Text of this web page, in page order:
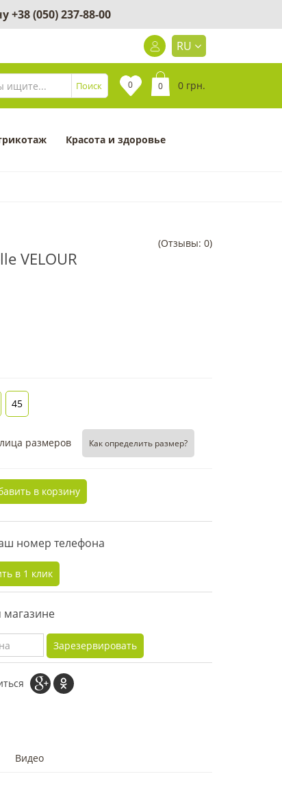
+38 (050) 237-88-00
RU
Поиск 0 0 0 грн.
Красота и здоровье
VELOUR
(Отзывы: 0)
45
размеров Как определить размер?
в корзину
номер телефона
в 1 клик
магазине
Зарезервировать
Видео